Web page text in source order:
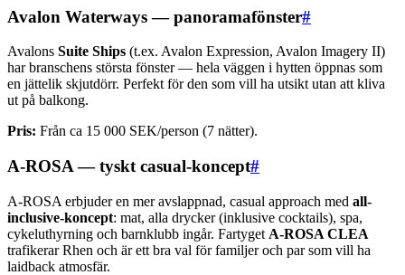
Avalon Waterways — panoramafönster#
Avalons Suite Ships (t.ex. Avalon Expression, Avalon Imagery II)
har branschens största fönster — hela väggen i hytten öppnas som
en jättelik skjutdörr. Perfekt för den som vill ha utsikt utan att kliva
ut på balkong.
Pris: Från ca 15 000 SEK/person (7 nätter).
A-ROSA — tyskt casual-koncept#
A-ROSA erbjuder en mer avslappnad, casual approach med all-
inclusive-koncept: mat, alla drycker (inklusive cocktails), spa,
cykeluthyrning och barnklubb ingår. Fartyget A-ROSA CLEA
trafikerar Rhen och är ett bra val för familjer och par som vill ha
laidback atmosfär.